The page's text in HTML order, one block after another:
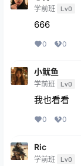
学前班 Lv0
666
0 0
小鱿鱼
学前班 Lv0
我也看看
0 0
Ric
学前班 Lv0